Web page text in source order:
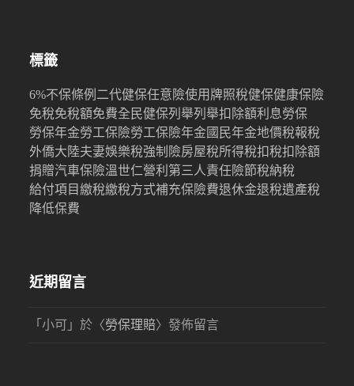
標籤
6%不保條例 二代健保任意險使用牌照稅健保健康保險
免稅免稅額免費全民健保列舉列舉扣除額利息勞保
勞保年金勞工保險勞工保險年金國民年金地價稅報稅
外僑大陸夫妻娛樂稅強制險房屋稅所得稅扣稅扣除額
捐贈汽車保險溫世仁營利 第三人責任險節稅納稅
給付項目繳稅繳稅方式補充保險費退休金退稅遺產稅
降低保費
近期留言
「小可 」於〈勞保理賠〉發佈留言